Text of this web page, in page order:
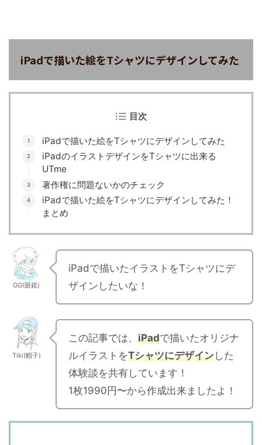
iPadで描いた絵をTシャツにデザインしてみた
目次
iPadで描いた絵をTシャツにデザインしてみた
iPadのイラストデザインをTシャツに出来る
UTme
著作権に問題ないかのチェック
iPadで描いた絵をTシャツにデザインしてみた！
まとめ
GG(眼鏡)
iPadで描いたイラストをTシャツにデ
ザインしたいな！
Tiki(帽子)
この記事では、 iPadで描いたオリジナ
ルイラストをTシャツにデザインした
体験談を共有しています！
1枚1990円〜から作成出来ましたよ！